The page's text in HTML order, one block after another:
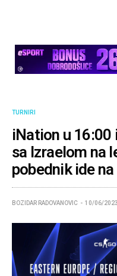
TURNIRI
iNation u 16:00
sa Izraelom na
pobednik ide
BOZIDAR RADOVANOVIC 10/06/2023